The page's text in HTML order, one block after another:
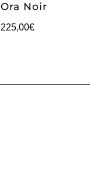
Ora Noir
225,00€